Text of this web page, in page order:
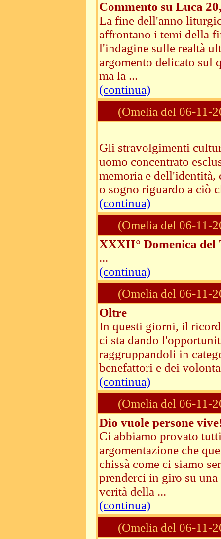
Commento su Luca
La fine dell'anno
affrontano i temi della
l'indagine sulle realtà
argomento delicato sul
ma la ...
(continua)
(Omelia del 06-11-
Gli stravolgimenti
uomo concentrato
memoria e dell'identità,
o sogno riguardo a ciò
(continua)
(Omelia del 06-11-
XXXII° Domenica del
...
(continua)
(Omelia del 06-11-
Oltre
In questi giorni, il
ci sta dando
raggruppandoli in
benefattori e dei
(continua)
(Omelia del 06-11-
Dio vuole persone
Ci abbiamo provato
argomentazione che
chissà come ci siamo
prenderci in giro su
verità della ...
(continua)
(Omelia del 06-11-